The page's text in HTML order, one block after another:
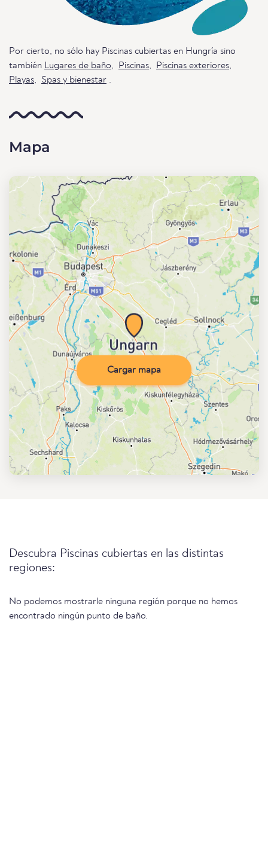
Por cierto, no sólo hay Piscinas cubiertas en Hungría sino
también Lugares de baño, Piscinas, Piscinas exteriores,
Playas, Spas y bienestar .
Mapa
Cargar mapa
Descubra Piscinas cubiertas en las distintas
regiones:
No podemos mostrarle ninguna región porque no hemos
encontrado ningún punto de baño.